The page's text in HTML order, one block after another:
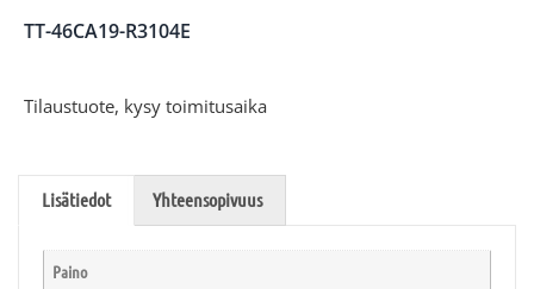
TT-46CA19-R3104E
Tilaustuote, kysy toimitusaika
Lisätiedot Yhteensopivuus
Paino